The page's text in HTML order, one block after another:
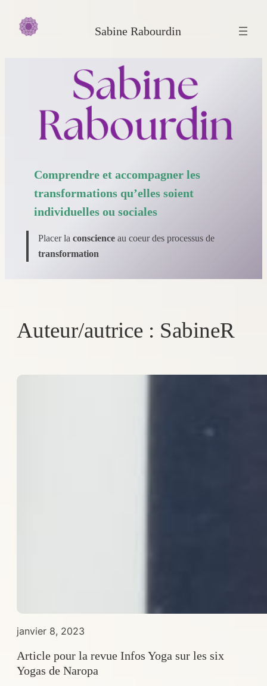
Sabine Rabourdin
Comprendre et accompagner les
transformations qu’elles soient
individuelles ou sociales
Placer laconscience au coeur des processus de
transformation
Auteur/autrice : SabineR
janvier 8, 2023
Article pour la revue Infos Yoga sur les six
Yogas de Naropa